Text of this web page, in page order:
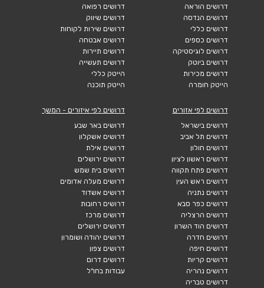
דרושים הוראה
דרושים הנדסה
דרושים כללי
דרושים כספים
דרושים לוגיסטיקה
דרושים ביוטק
דרושים מכירות
הייטק חומרה
דרושים רפואה
דרושים שיווק
דרושים שירות לקוחות
דרושים אבטחה
דרושים תיירות
דרושים תעשייה
הייטק כללי
הייטק תוכנה
דרושים לפי אזורים
דרושים בישראל
דרושים תל אביב
דרושים חולון
דרושים ראשון לציון
דרושים פתח תקווה
דרושים ראש העין
דרושים נתניה
דרושים כפר סבא
דרושים הרצליה
דרושים הוד השרון
דרושים חדרה
דרושים חיפה
דרושים קריות
דרושים נהריה
דרושים טבריה
דרושים לפי איזורים - המשך
דרושים באר שבע
דרושים אשקלון
דרושים אילת
דרושים ירושלים
דרושים בית שמש
דרושים מעלה אדומים
דרושים אשדוד
דרושים רחובות
דרושים מרכז
דרושים ירושלים
דרושים יהודה ושומרון
דרושים צפון
דרושים דרום
עבודות בחו"ל